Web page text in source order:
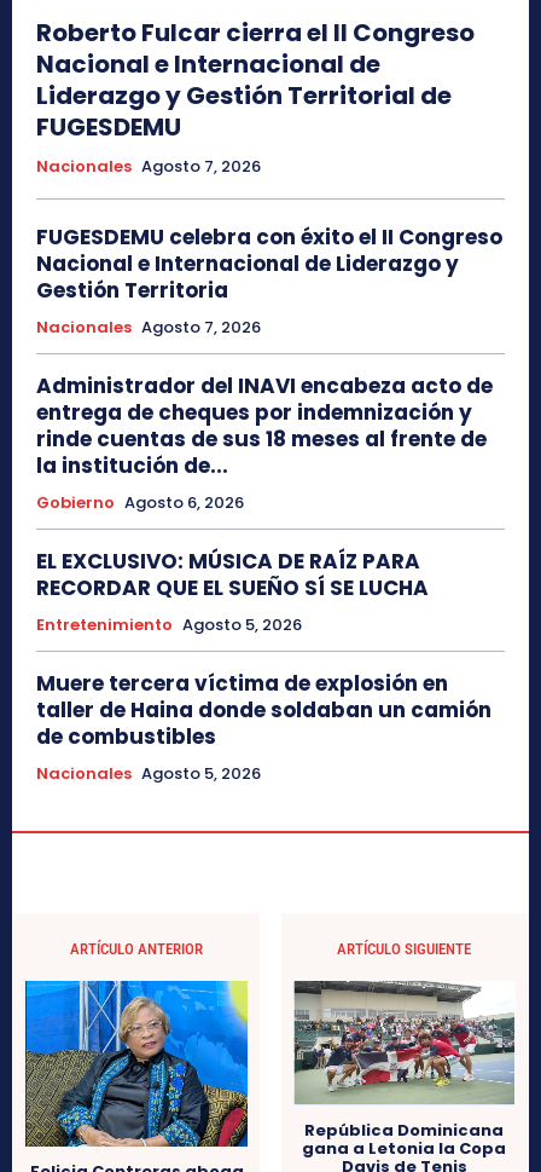
Roberto Fulcar cierra el II Congreso
Nacional e Internacional de
Liderazgo y Gestión Territorial de
FUGESDEMU
Nacionales Agosto 7, 2026
FUGESDEMU celebra con éxito el II Congreso
Nacional e Internacional de Liderazgo y
Gestión Territoria
Nacionales Agosto 7, 2026
Administrador del INAVI encabeza acto de
entrega de cheques por indemnización y
rinde cuentas de sus 18 meses al frente de
la institución de...
Gobierno Agosto 6, 2026
EL EXCLUSIVO: MÚSICA DE RAÍZ PARA
RECORDAR QUE EL SUEÑO SÍ SE LUCHA
Entretenimiento Agosto 5, 2026
Muere tercera víctima de explosión en
taller de Haina donde soldaban un camión
de combustibles
Nacionales Agosto 5, 2026
ARTÍCULO ANTERIOR ARTÍCULO SIGUIENTE
República Dominicana
gana a Letonia la Copa
Davis de Tenis